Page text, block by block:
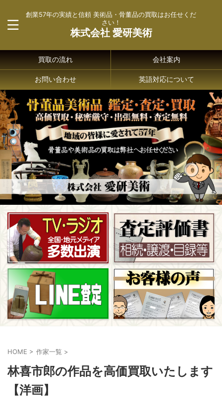
創業57年の実績と信頼 美術品・骨董品の買取はお任せくだ
さい！
株式会社 愛研美術
買取の流れ 会社案内
お問い合わせ 英語対応について
HOME > 作家一覧 >
林喜市郎の作品を高価買取いたします
【洋画】